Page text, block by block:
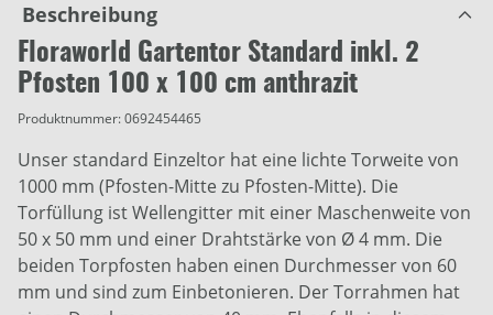
Beschreibung
Floraworld Gartentor Standard inkl. 2
Pfosten 100 x 100 cm anthrazit
Produktnummer:0692454465
Unser standard Einzeltor hat eine lichte Torweite von
1000 mm (Pfosten-Mitte zu Pfosten-Mitte). Die
Torfüllung ist Wellengitter mit einer Maschenweite von
50 x 50 mm und einer Drahtstärke von Ø 4 mm. Die
beiden Torpfosten haben einen Durchmesser von 60
mm und sind zum Einbetonieren. Der Torrahmen hat